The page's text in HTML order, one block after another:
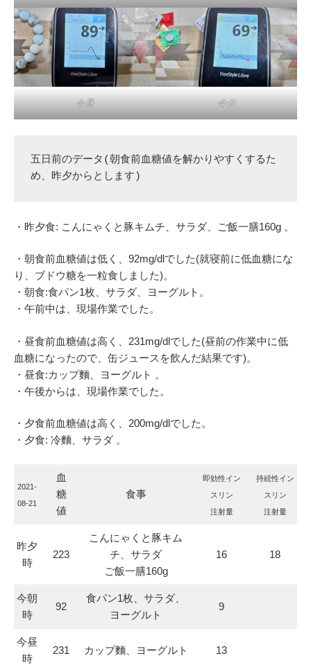
今昼 今夕
五日前のデータ(朝食前血糖値を解かりやすくするた
め、昨夕からとします)
・昨夕食: こんにゃくと豚キムチ、サラダ、ご飯一膳160g 。
・朝食前血糖値は低く、92mg/dlでした(就寝前に低血糖にな
り、ブドウ糖を一粒食しました)。
・朝食:食パン1枚、サラダ、ヨーグルト。
・午前中は、現場作業でした。
・昼食前血糖値は高く、231mg/dlでした(昼前の作業中に低
血糖になったので、缶ジュースを飲んだ結果です)。
・昼食:カップ麵、ヨーグルト 。
・午後からは、現場作業でした。
・夕食前血糖値は高く、200mg/dlでした。
・夕食: 冷麵、サラダ 。
2021-
08-21
血
糖
値
食事
即効性イン
スリン
注射量
持続性イン
スリン
注射量
昨夕
時
223
こんにゃくと豚キム
チ、サラダ
ご飯一膳160g
16 18
今朝
時
92
食パン1枚、サラダ、
ヨーグルト
9
今昼
時
231 カップ麵、ヨーグルト 13